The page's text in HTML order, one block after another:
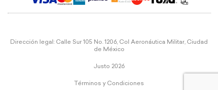
Dirección legal: Calle Sur 105 No. 1206, Col Aeronáutica Militar, Ciudad
de México
Justo 2026
Términos y Condiciones